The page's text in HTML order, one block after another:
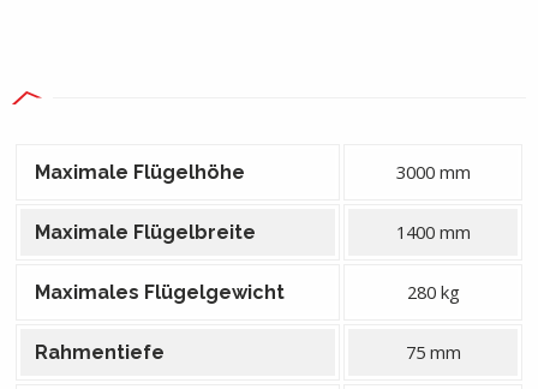
Maximale Flügelhöhe 3000 mm
Maximale Flügelbreite 1400 mm
Maximales Flügelgewicht 280 kg
Rahmentiefe 75 mm